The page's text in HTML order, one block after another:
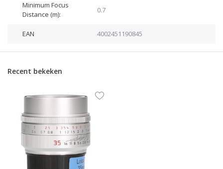
Minimum Focus
Distance (m):
0.7
EAN 4002451190845
Recent bekeken